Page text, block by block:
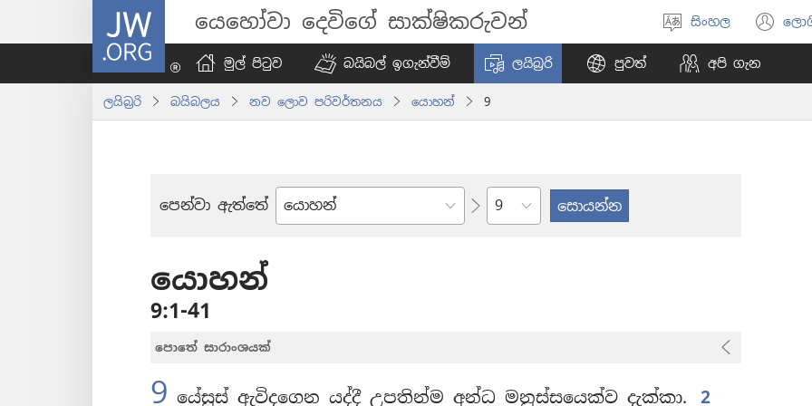
JW.ORG යෙහෝවා දෙවිගේ සාක්ෂිකරුවන්
භාෂාව
තෝරන්න
සිංහල
මුල් පිටුව බයිබල් ඉගැන්වීම් ලයිබ්‍රරි පුවත් අපි ගැන
ලයිබ්‍රරි බයිබලය නව ලොව පරිවර්තනය යොහන් 9
පෙන්වා ඇත්තේ
බයිබලයේ
පරිච්ඡේදය
යොහන්
9:1-41
පොතේ සාරාංශයක්
9 යේසුස් ඇවිදගෙන යද්දී උපතින්ම අන්ධ මනුස්සයෙක්ව දැක්කා. 2